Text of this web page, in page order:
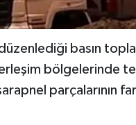
basın
bölgelerinde
parçalarının